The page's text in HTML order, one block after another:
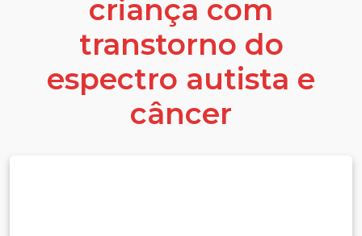
criança com
transtorno do
espectro autista e
câncer